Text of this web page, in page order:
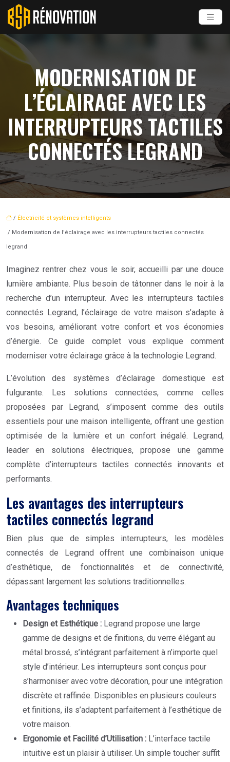
MODERNISATION DE
L’ÉCLAIRAGE AVEC LES
INTERRUPTEURS TACTILES
CONNECTÉS LEGRAND
/ Électricité et systèmes intelligents
/ Modernisation de l’éclairage avec les interrupteurs tactiles connectés
legrand
Imaginez rentrer chez vous le soir, accueilli par une douce
lumière ambiante. Plus besoin de tâtonner dans le noir à la
recherche d’un interrupteur. Avec les interrupteurs tactiles
connectés Legrand, l’éclairage de votre maison s’adapte à
vos besoins, améliorant votre confort et vos économies
d’énergie. Ce guide complet vous explique comment
moderniser votre éclairage grâce à la technologie Legrand.
L’évolution des systèmes d’éclairage domestique est
fulgurante. Les solutions connectées, comme celles
proposées par Legrand, s’imposent comme des outils
essentiels pour une maison intelligente, offrant une gestion
optimisée de la lumière et un confort inégalé. Legrand,
leader en solutions électriques, propose une gamme
complète d’interrupteurs tactiles connectés innovants et
performants.
Les avantages des interrupteurs
tactiles connectés legrand
Bien plus que de simples interrupteurs, les modèles
connectés de Legrand offrent une combinaison unique
d’esthétique, de fonctionnalités et de connectivité,
dépassant largement les solutions traditionnelles.
Avantages techniques
Design et Esthétique : Legrand propose une large
gamme de designs et de finitions, du verre élégant au
métal brossé, s’intégrant parfaitement à n’importe quel
style d’intérieur. Les interrupteurs sont conçus pour
s’harmoniser avec votre décoration, pour une intégration
discrète et raffinée. Disponibles en plusieurs couleurs
et finitions, ils s’adaptent parfaitement à l’esthétique de
votre maison.
Ergonomie et Facilité d’Utilisation : L’interface tactile
intuitive est un plaisir à utiliser. Un simple toucher suffit